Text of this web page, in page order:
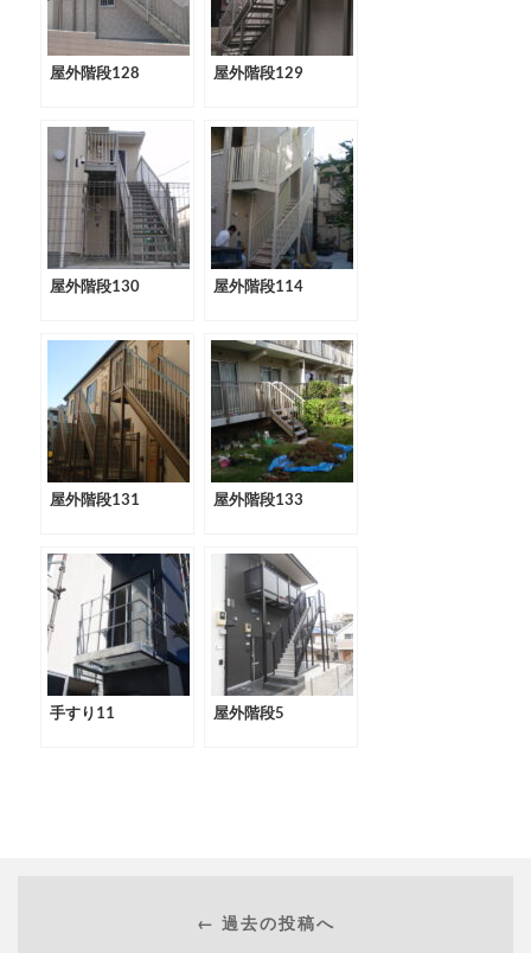
屋外階段128 屋外階段129
屋外階段130 屋外階段114
屋外階段131 屋外階段133
手すり11 屋外階段5
← 過去の投稿へ